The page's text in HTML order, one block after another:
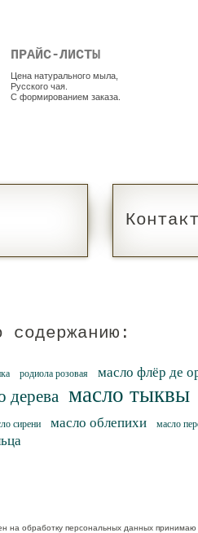
ПРАЙС-ЛИСТЫ
Цена натурального мыла,
Русского чая.
С формированием заказа.
родиола розовая масло флёр де
дерева масло тыквы
сирени масло облепихи масло
на обработку персональных данных принимаю